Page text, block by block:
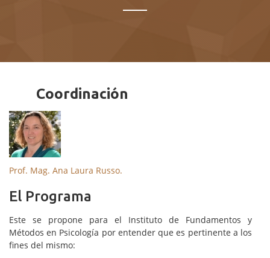
Coordinación
Prof. Mag. Ana Laura Russo.
El Programa
Este se propone para el Instituto de Fundamentos y
Métodos en Psicología por entender que es pertinente a los
fines del mismo: